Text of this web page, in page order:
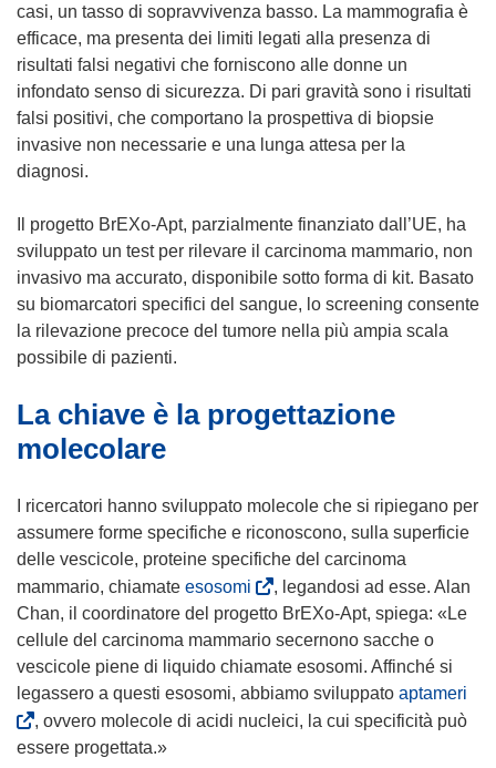
casi, un tasso di sopravvivenza basso. La mammografia è
efficace, ma presenta dei limiti legati alla presenza di
risultati falsi negativi che forniscono alle donne un
infondato senso di sicurezza. Di pari gravità sono i risultati
falsi positivi, che comportano la prospettiva di biopsie
invasive non necessarie e una lunga attesa per la
diagnosi.
Il progetto BrEXo-Apt, parzialmente finanziato dall’UE, ha
sviluppato un test per rilevare il carcinoma mammario, non
invasivo ma accurato, disponibile sotto forma di kit. Basato
su biomarcatori specifici del sangue, lo screening consente
la rilevazione precoce del tumore nella più ampia scala
possibile di pazienti.
La chiave è la progettazione
molecolare
I ricercatori hanno sviluppato molecole che si ripiegano per
assumere forme specifiche e riconoscono, sulla superficie
delle vescicole, proteine specifiche del carcinoma
mammario, chiamate esosomi
s
i
a
p
r
, legandosi ad esse. Alan
Chan, il coordinatore del progetto BrEXo-Apt, spiega: «Le
cellule del carcinoma mammario secernono sacche o
vescicole piene di liquido chiamate esosomi. Affinché si
legassero a questi esosomi, abbiamo sviluppato aptameri
s
, ovvero molecole di acidi nucleici, la cui specificità può
essere progettata.»